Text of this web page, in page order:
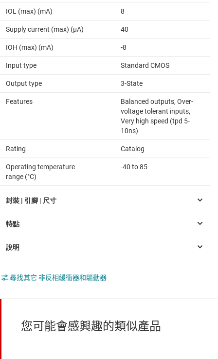
IOL (max) (mA) 8
Supply current (max) (µA) 40
IOH (max) (mA) -8
Input type Standard CMOS
Output type 3-State
Features
Balanced outputs, Over-
voltage tolerant inputs,
Very high speed (tpd 5-
10ns)
Rating Catalog
Operating temperature
range (°C)
-40 to 85
尋找其它 非反相緩衝器和驅動器
您可能會感興趣的類似產品